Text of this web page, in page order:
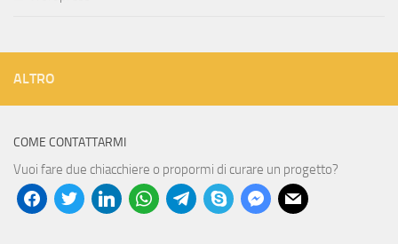
ALTRO
COME CONTATTARMI
Vuoi fare due chiacchiere o propormi di curare un progetto?
facebooktwitter linkedinwhatsapptelegramskype messenger
mail